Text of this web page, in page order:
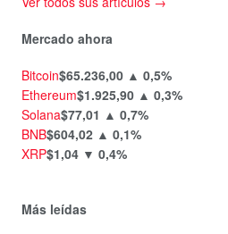
Mercado ahora
Bitcoin$65.236,00 ▲ 0,5%
Ethereum$1.925,90 ▲ 0,3%
Solana$77,01 ▲ 0,7%
BNB$604,02 ▲ 0,1%
XRP$1,04 ▼ 0,4%
Más leídas